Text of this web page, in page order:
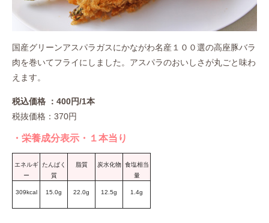
国産グリーンアスパラガスにかながわ名産１００選の高座豚バラ
肉を巻いてフライにしました。アスパラのおいしさが丸ごと味わ
えます。
税込価格 ：400円/1本
税抜価格：370円
・栄養成分表示・１本当り
エネルギ
ー
309kcal
たんぱく
質
15.0g
脂質
22.0g
炭水化物
12.5g
食塩相当
量
1.4g